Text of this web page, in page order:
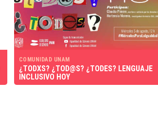
COMUNIDAD UNAM
¿TODXS? ¿TOD@S? ¿TODES? LENGUAJE
INCLUSIVO HOY